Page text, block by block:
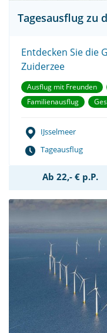
Tagesausflug zu
Entdecken Sie die
Zuiderzee
Ausflug mit Freunden
Familienausflug
IJsselmeer
Tageausflug
Ab 22,- € p.P.